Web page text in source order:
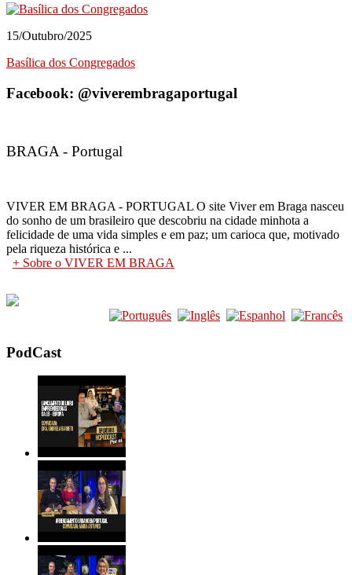
15/Outubro/2025
Basílica dos Congregados
Facebook: @viverembragaportugal
BRAGA - Portugal
VIVER EM BRAGA - PORTUGAL O site Viver em Braga nasceu
do sonho de um brasileiro que descobriu na cidade minhota a
felicidade de uma vida simples e em paz; um carioca que, motivado
pela riqueza histórica e ...
+ Sobre o VIVER EM BRAGA
PodCast